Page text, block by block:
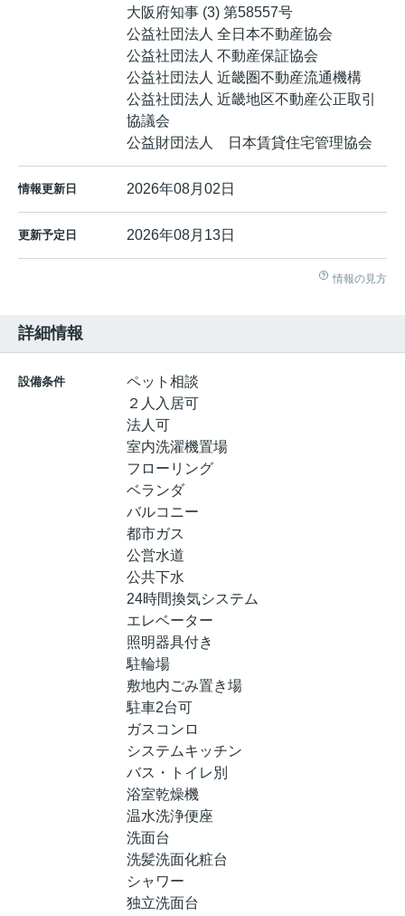
大阪府知事 (3) 第58557号
公益社団法人 全日本不動産協会
公益社団法人 不動産保証協会
公益社団法人 近畿圏不動産流通機構
公益社団法人 近畿地区不動産公正取引
協議会
公益財団法人 日本賃貸住宅管理協会
情報更新日 2026年08月02日
更新予定日 2026年08月13日
情報の見方
詳細情報
設備条件
ペット相談
２人入居可
法人可
室内洗濯機置場
フローリング
ベランダ
バルコニー
都市ガス
公営水道
公共下水
24時間換気システム
エレベーター
照明器具付き
駐輪場
敷地内ごみ置き場
駐車2台可
ガスコンロ
システムキッチン
バス・トイレ別
浴室乾燥機
温水洗浄便座
洗面台
洗髪洗面化粧台
シャワー
独立洗面台